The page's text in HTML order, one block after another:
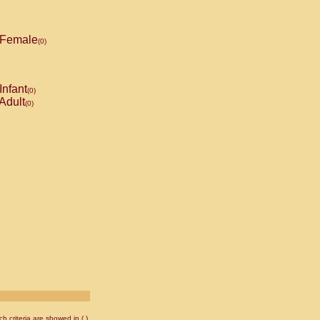
Female(0)
Infant(0)
(0)
criteria are showed in ( ).